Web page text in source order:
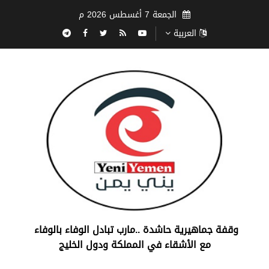
الجمعة 7 أغسطس 2026 م
العربية
‏وقفة جماهيرية حاشدة ..مارب ‏تبادل الوفاء بالوفاء ‏
مع الأشقاء في المملكة ودول الخليج